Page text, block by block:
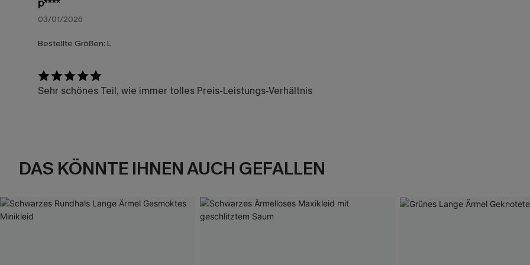
p****
03/01/2026
Bestellte Größen: L
Sehr schönes Teil, wie immer tolles Preis-Leistungs-Verhältnis
DAS KÖNNTE IHNEN AUCH GEFALLEN